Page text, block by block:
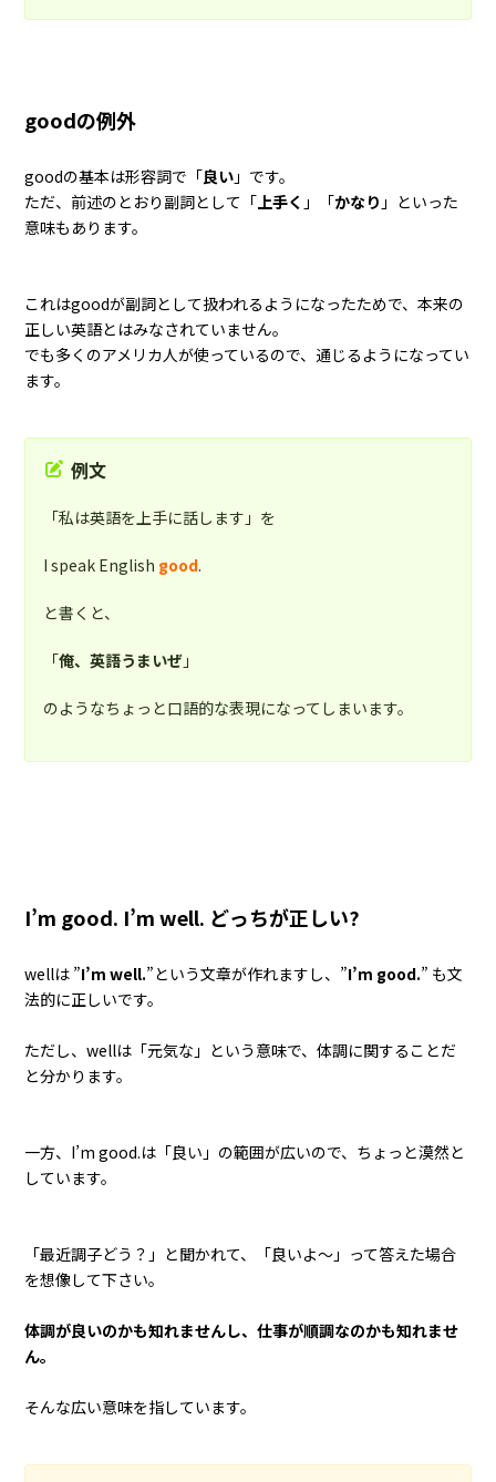
goodの例外
goodの基本は形容詞で「良い 」です。
ただ、前述のとおり副詞として「上手く 」「かなり 」といった
意味もあります。
これはgoodが副詞として扱われるようになったためで、本来の
正しい英語とはみなされていません。
でも多くのアメリカ人が使っているので、通じるようになってい
ます。
例文
「私は英語を上手に話します」を
I speak English good.
と書くと、
「俺、英語うまいぜ 」
のようなちょっと口語的な表現になってしまいます。
I’m good. I’m well. どっちが正しい?
wellは ”I’m well.”という文章が作れますし、”I’m good.” も文
法的に正しいです。
ただし、wellは「元気な」という意味で、体調に関することだ
と分かります。
一方、I’m good.は「良い」の範囲が広いので、ちょっと漠然と
しています。
「最近調子どう？」と聞かれて、「良いよ～」って答えた場合
を想像して下さい。
体調が良いのかも知れませんし、仕事が順調なのかも知れませ
ん。
そんな広い意味を指しています。